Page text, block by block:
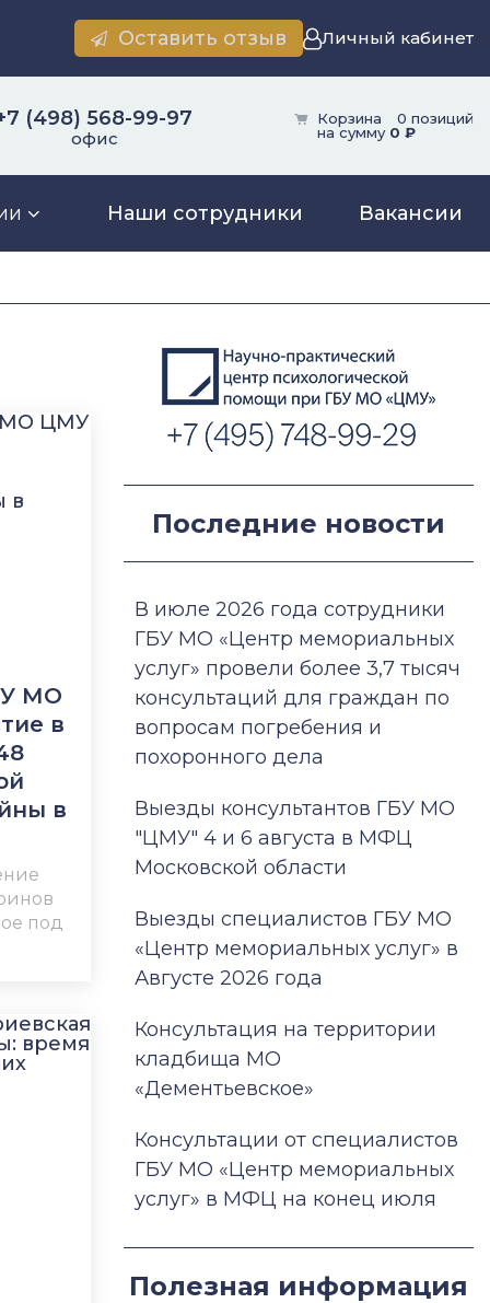
Оставить отзыв Личный кабинет
(498) 568-99-97
офис
Корзина
0 позиций
на сумму 0 ₽
Наши сотрудники Вакансии
МО
в
в
под
Последние новости
В июле 2026 года сотрудники
ГБУ МО «Центр мемориальных
услуг» провели более 3,7 тысяч
консультаций для граждан по
вопросам погребения и
похоронного дела
Выезды консультантов ГБУ МО
"ЦМУ" 4 и 6 августа в МФЦ
Московской области
Выезды специалистов ГБУ МО
«Центр мемориальных услуг» в
Августе 2026 года
Консультация на территории
кладбища МО
«Дементьевское»
Консультации от специалистов
ГБУ МО «Центр мемориальных
услуг» в МФЦ на конец июля
Полезная информация